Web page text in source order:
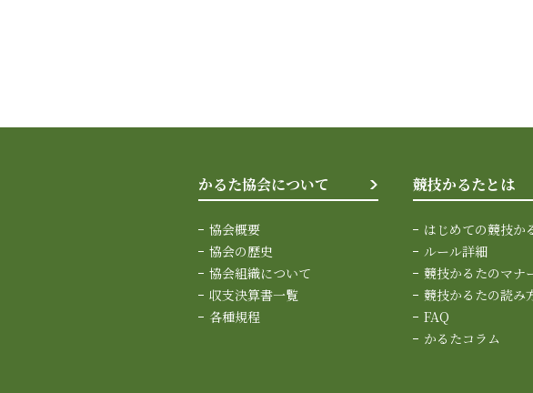
かるた協会について
協会概要
協会の歴史
協会組織について
収支決算書一覧
各種規程
競技かるたとは
はじめての競技か
ルール詳細
競技かるたのマナ
競技かるたの読み
FAQ
かるたコラム